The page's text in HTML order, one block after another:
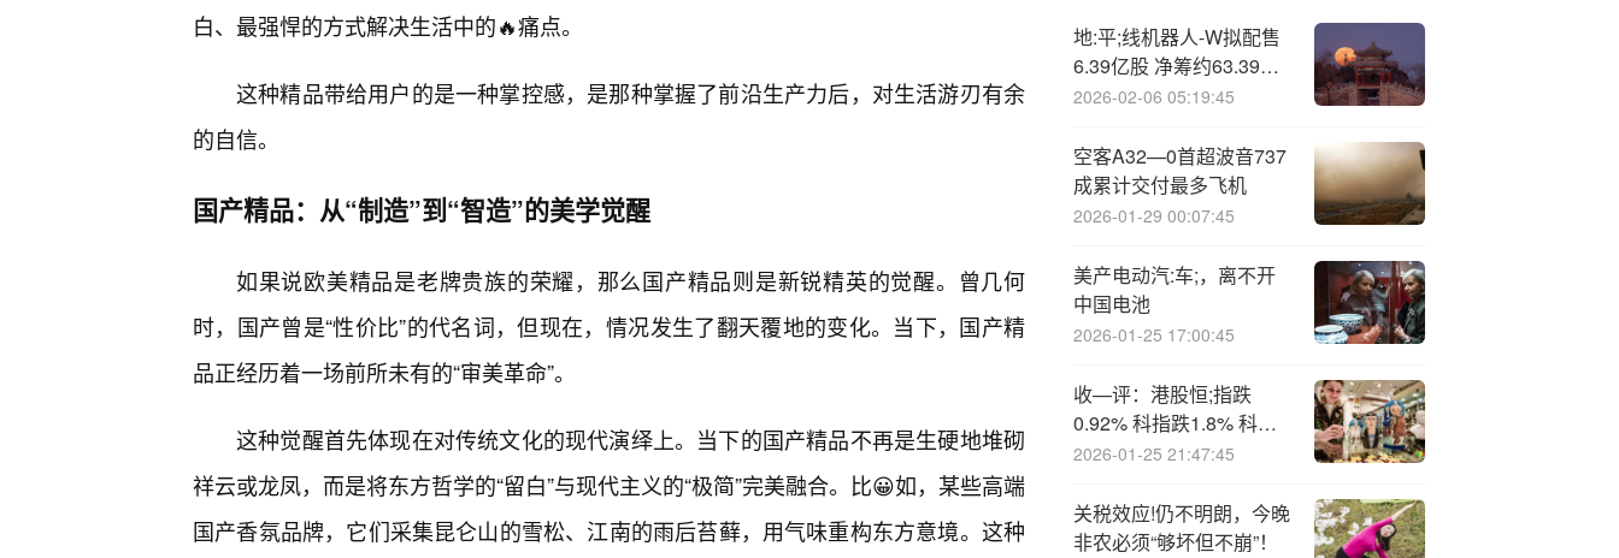
白、最强悍的方式解决生活中的🔥痛点。
这种精品带给用户的是一种掌控感，是那种掌握了前沿生产力后，对生活游刃有余
的自信。
国产精品：从“制造”到“智造”的美学觉醒
如果说欧美精品是老牌贵族的荣耀，那么国产精品则是新锐精英的觉醒。曾几何
时，国产曾是“性价比”的代名词，但现在，情况发生了翻天覆地的变化。当下，国产精
品正经历着一场前所未有的“审美革命”。
这种觉醒首先体现在对传统文化的现代演绎上。当下的国产精品不再是生硬地堆砌
祥云或龙凤，而是将东方哲学的“留白”与现代主义的“极简”完美融合。比😀如，某些高端
国产香氛品牌，它们采集昆仑山的雪松、江南的雨后苔藓，用气味重构东方意境。这种
地:平;线机器人-W拟配售
6.39亿股 净筹约63.39亿
港元
2026-02-06 05:19:45
空客A32—0首超波音737
成累计交付最多飞机
2026-01-29 00:07:45
美产电动汽:车;，离不开
中国电池
2026-01-25 17:00:45
收—评：港股恒;指跌
0.92% 科指跌1.8% 科网
股、芯片股普跌 新消费概
2026-01-25 21:47:45
关税效应!仍不明朗，今晚
非农必须“够坏但不崩”！